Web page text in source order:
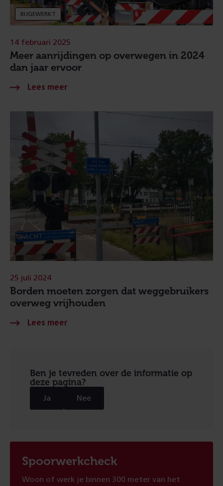
BIJGEWERKT
Meer aanrijdingen op overwegen in 2024
dan jaar ervoor
14 februari 2025
Borden moeten zorgen dat weggebruikers
overweg vrijhouden
25 juli 2024
Ben je tevreden over de informatie op
deze pagina?
Ja Nee
Spoorwerkcheck
Woon of werk je binnen 300 meter van het